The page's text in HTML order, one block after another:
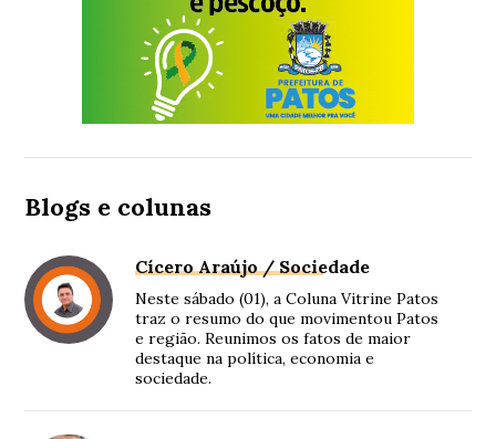
Blogs e colunas
Cícero Araújo / Sociedade
Neste sábado (01), a Coluna Vitrine Patos
traz o resumo do que movimentou Patos
e região. Reunimos os fatos de maior
destaque na política, economia e
sociedade.